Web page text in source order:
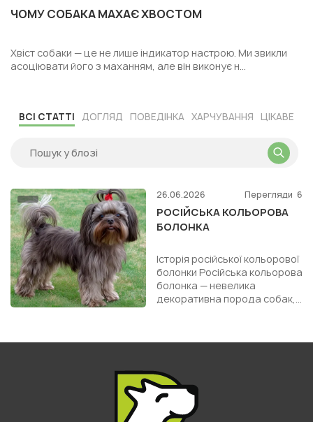
ЧОМУ СОБАКА МАХАЄ ХВОСТОМ
Хвіст собаки — це не лише індикатор настрою. Ми звикли
асоціювати його з маханням, але він виконує н...
ВСІ СТАТТІ ДОГЛЯД ПОВЕДІНКА ХАРЧУВАННЯ ЦІКАВЕ
26.06.2026 Перегляди 6
РОСІЙСЬКА КОЛЬОРОВА
БОЛОНКА
Історія російської кольорової
болонки Російська кольорова
болонка — невелика
декоративна порода собак,